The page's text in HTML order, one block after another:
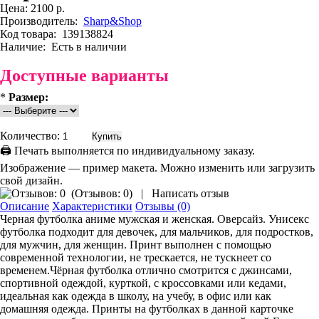
Цена: 2100 р.
Производитель: Sharp&Shop
Код товара: 139138824
Наличие: Есть в наличии
Доступные варианты
* Размер:
Количество:
🖨 Печать выполняется по индивидуальному заказу.
Изображение — пример макета. Можно изменить или загрузить
свой дизайн.
(Отзывов: 0) |
Написать отзыв
Описание Характеристики Отзывы (0)
Черная футболка аниме мужская и женская. Оверсайз. Унисекс
футболка подходит для девочек, для мальчиков, для подростков,
для мужчин, для женщин. Принт выполнен с помощью
современной технологии, не трескается, не тускнеет со
временем.Чёрная футболка отлично смотрится с джинсами,
спортивной одеждой, курткой, с кроссовками или кедами,
идеальная как одежда в школу, на учебу, в офис или как
домашняя одежда. Принты на футболках в данной карточке